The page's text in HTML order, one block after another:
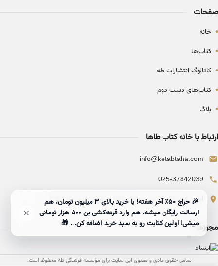
صفحات
• خانه
• کتاب‌ها
• کاتالوگ انتشارات طه
• کتاب‌های دست دوم
• بلاگ
ارتباط با خانه کتاب طاها
info@ketabtaha.com
025-37842039
ایران، قم، بلوار معلم، مجتمع ناشران، طبقه سوم، واحد ۳۱۴
مجوزها
تمامی حقوق مادی و معنوی این سایت برای مؤسسه فرهنگی طه محفوظ است.
🎉 حراج ۵۰٪ آخر هفته! با خرید بالای 3 میلیون تومان، هم
ارسالت رایگان میشه، هم وارد قرعه‌کشی بن ۵۰۰ هزار تومانی
میشی! اولین کتابت رو به سبد خرید اضافه کن... 🎁